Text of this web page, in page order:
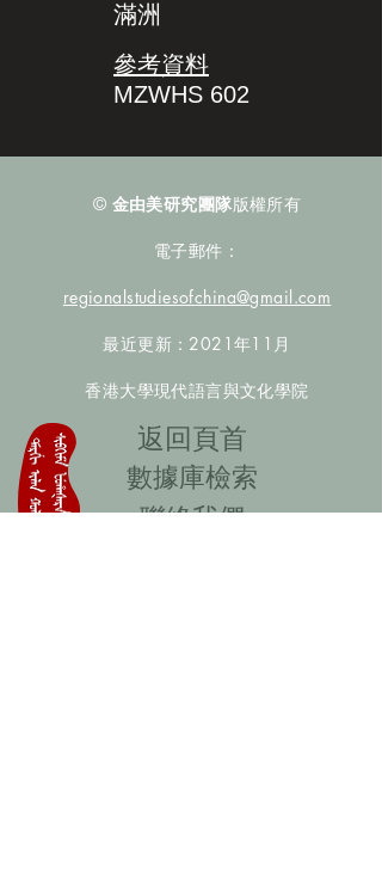
滿洲
參考資料
MZWHS 602
© 金由美研究團隊版權所有
電子郵件：
regionalstudiesofchina@gmail.com
最近更新：2021年11月
香港大學現代語言與文化學院
​返回頁首
數據庫檢索
聯絡我們